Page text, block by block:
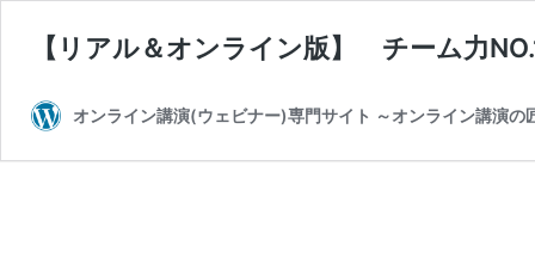
【リアル＆オンライン版】 チーム力
オンライン講演(ウェビナー)専門サイト ～オンライン講演の